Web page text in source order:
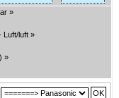
»
Luft/luft »
) »